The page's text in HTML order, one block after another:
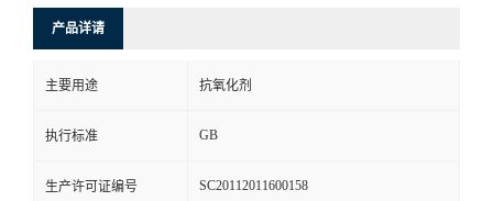
产品详请
主要用途 抗氧化剂
执行标准 GB
生产许可证编号 SC20112011600158